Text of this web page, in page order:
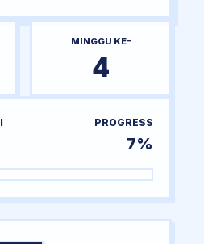
MINGGU KE-
4
PROGRESS
7%